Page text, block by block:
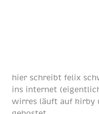
hier schreibt felix
ins internet
wirres läuft auf kirby